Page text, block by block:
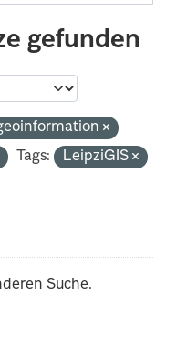
gefunden
Tags:
LeipziGIS
Suche.